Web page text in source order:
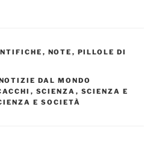
, NOTE , PILLOLE DI
DAL MONDO
, SCIENZA , SCIENZA E
E SOCIETÀ